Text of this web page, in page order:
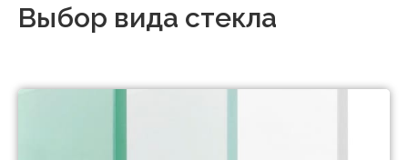
Выбор вида стекла